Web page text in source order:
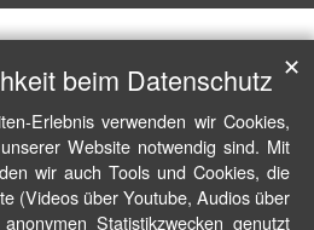
beim Datenschutz
Erlebnis verwenden wir Cookies,
Website notwendig sind. Mit
wir auch Tools und Cookies, die
(Videos über Youtube, Audios über
Statistikzwecken genutzt
✕